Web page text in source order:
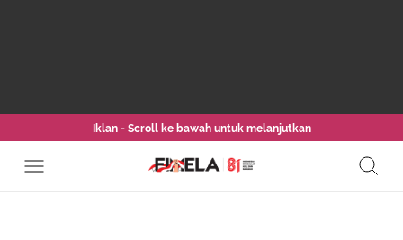
Iklan - Scroll ke bawah untuk melanjutkan